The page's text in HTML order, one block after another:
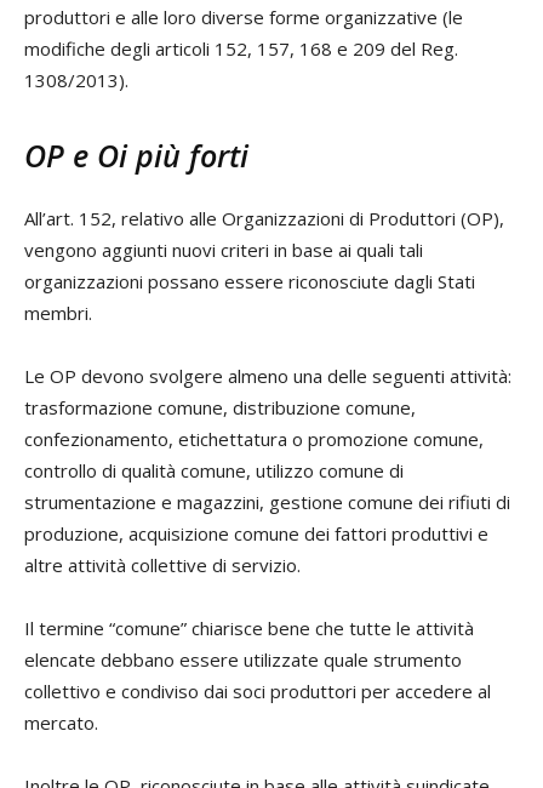
produttori e alle loro diverse forme organizzative (le
modifiche degli articoli 152, 157, 168 e 209 del Reg.
1308/2013).
OP e Oi più forti
All’art. 152, relativo alle Organizzazioni di Produttori (OP),
vengono aggiunti nuovi criteri in base ai quali tali
organizzazioni possano essere riconosciute dagli Stati
membri.
Le OP devono svolgere almeno una delle seguenti attività:
trasformazione comune, distribuzione comune,
confezionamento, etichettatura o promozione comune,
controllo di qualità comune, utilizzo comune di
strumentazione e magazzini, gestione comune dei rifiuti di
produzione, acquisizione comune dei fattori produttivi e
altre attività collettive di servizio.
Il termine “comune” chiarisce bene che tutte le attività
elencate debbano essere utilizzate quale strumento
collettivo e condiviso dai soci produttori per accedere al
mercato.